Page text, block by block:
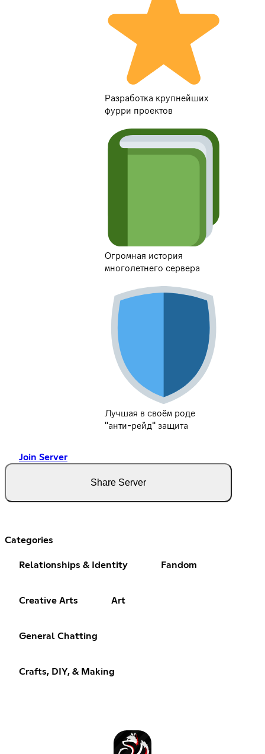
Разработка крупнейших
фурри проектов
Огромная история
многолетнего сервера
Лучшая в своём роде
"анти-рейд" защита
Join Server
Share Server
Categories
Relationships & Identity Fandom
Creative Arts Art
General Chatting
Crafts, DIY, & Making